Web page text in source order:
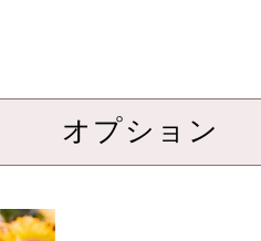
オプション